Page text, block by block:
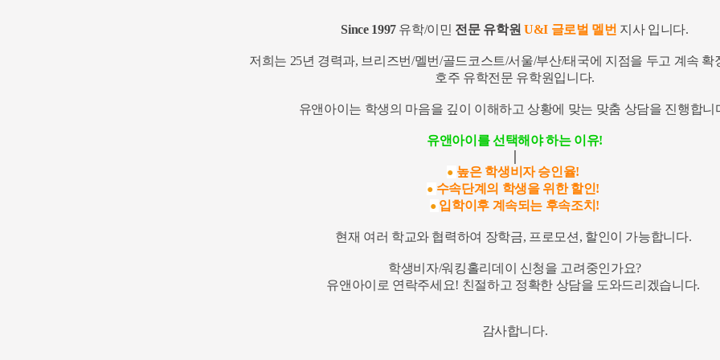
Since 1997유학/이민 전문 유학원 U&I 글로벌 멜번 지사 입니다.
저희는 25년 경력과, 브리즈번/멜번/골드코스트/서울/부산/태국에 지점을 두고 계속 확
호주 유학전문 유학원입니다.
유앤아이는 학생의 마음을 깊이 이해하고 상황에 맞는 맞춤 상담을 진행합니
유앤아이를 선택해야 하는 이유!
● 높은 학생비자 승인율!
● 수속단계의 학생을 위한 할인!
● 입학이후 계속되는 후속조치!
현재 여러 학교와 협력하여 장학금, 프로모션, 할인이 가능합니다.
학생비자/워킹홀리데이 신청을 고려중인가요?
유앤아이로 연락주세요! 친절하고 정확한 상담을 도와드리겠습니다.
감사합니다.